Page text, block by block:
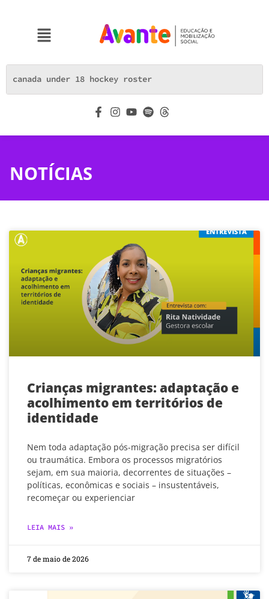
NOTÍCIAS
Crianças migrantes: adaptação e
acolhimento em territórios de
identidade
Nem toda adaptação pós-migração precisa ser difícil
ou traumática. Embora os processos migratórios
sejam, em sua maioria, decorrentes de situações –
políticas, econômicas e sociais – insustentáveis,
recomeçar ou experienciar
LEIA MAIS »
7 de maio de 2026